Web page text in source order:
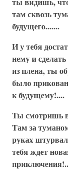
там сквозь
будущего.......
И у тебя
нему и
из плена, ты
было
к будущему!....
Ты смотришь
Там за
руках
тебя ждет